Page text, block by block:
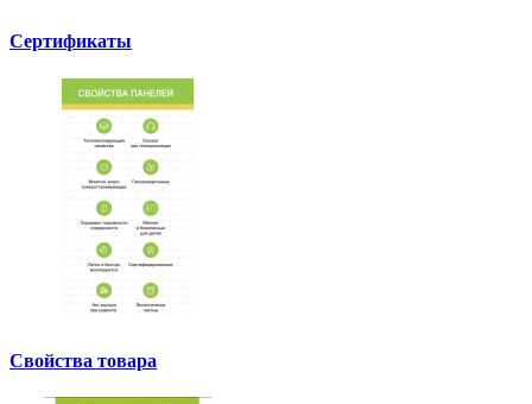
Сертификаты
Свойства товара